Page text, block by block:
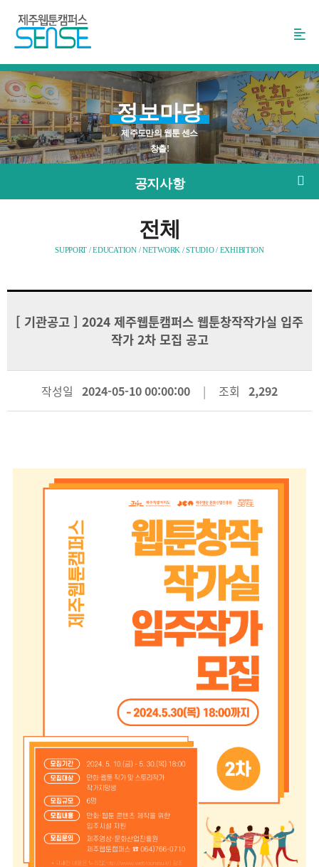
로
가
기
정보마당
제주도만의 웹툰 센스
창출!
공지사항
전체
SUPPORT / EDUCATION / NETWORK / STUDIO / EXHIBITION
[ 기관공고] 2024 제주웹툰캠퍼스 웹툰창작작가실 입주
작가 2차 모집 공고
작성일 2024-05-10 00:00:00 조회 2,292